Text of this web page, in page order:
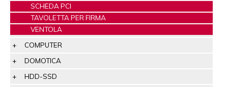
SCHEDA PCI
TAVOLETTA PER FIRMA
VENTOLA
COMPUTER
DOMOTICA
HDD-SSD